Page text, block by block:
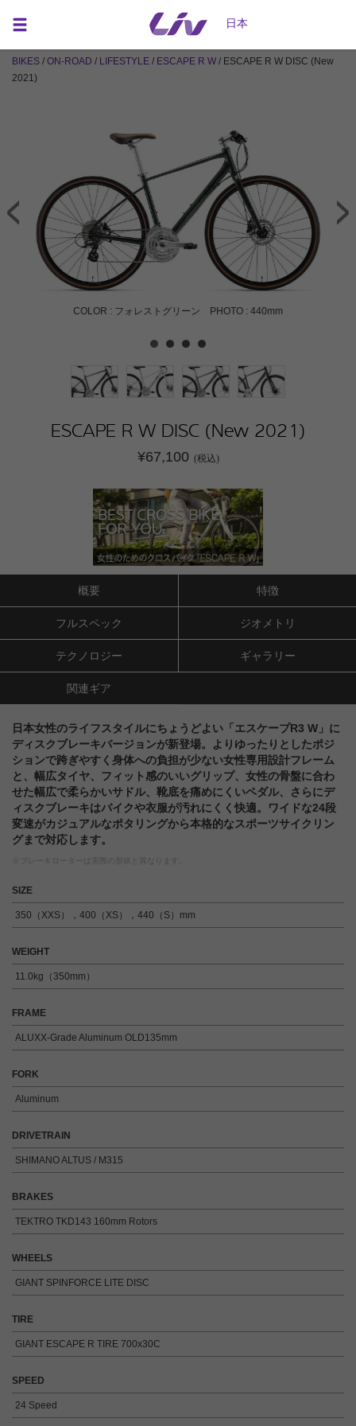
日本
BIKES / ON-ROAD / LIFESTYLE / ESCAPE R W / ESCAPE R W DISC (New
2021)
COLOR : フォレストグリーン PHOTO : 440mm
ESCAPE R W DISC (New 2021)
¥67,100 (税込)
概要 特徴
フルスペック ジオメトリ
テクノロジー ギャラリー
関連ギア
日本女性のライフスタイルにちょうどよい「エスケープR3 W」に
ディスクブレーキバージョンが新登場。よりゆったりとしたポジ
ションで跨ぎやすく身体への負担が少ない女性専用設計フレーム
と、幅広タイヤ、フィット感のいいグリップ、女性の骨盤に合わ
せた幅広で柔らかいサドル、靴底を痛めにくいペダル、さらにデ
ィスクブレーキはバイクや衣服が汚れにくく快適。ワイドな24段
変速がカジュアルなポタリングから本格的なスポーツサイクリン
グまで対応します。
※ブレーキローターは実際の形状と異なります。
SIZE
350（XXS），400（XS），440（S）mm
WEIGHT
11.0kg（350mm）
FRAME
ALUXX-Grade Aluminum OLD135mm
FORK
Aluminum
DRIVETRAIN
SHIMANO ALTUS / M315
BRAKES
TEKTRO TKD143 160mm Rotors
WHEELS
GIANT SPINFORCE LITE DISC
TIRE
GIANT ESCAPE R TIRE 700x30C
SPEED
24 Speed